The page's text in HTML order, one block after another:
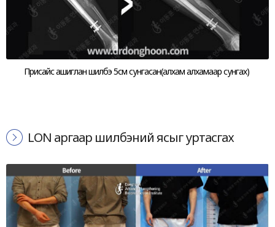
Присайс ашиглан шилбэ 5см сунгасан(алхам алхамаар сунгах)
LON аргаар шилбэний ясыг уртасгах